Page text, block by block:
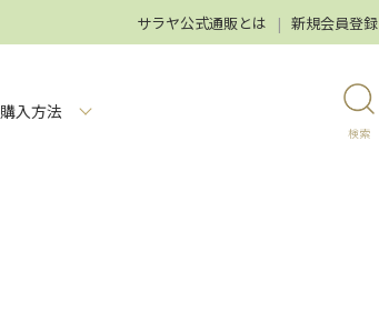
サラヤ公式通販とは 新規会員登録
購入方法
検索